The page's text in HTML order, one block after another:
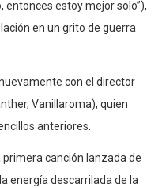
entonces estoy mejor solo”),
en un grito de guerra
con el director
Vanillaroma), quien
anteriores.
primera canción lanzada de
energía descarrilada de la